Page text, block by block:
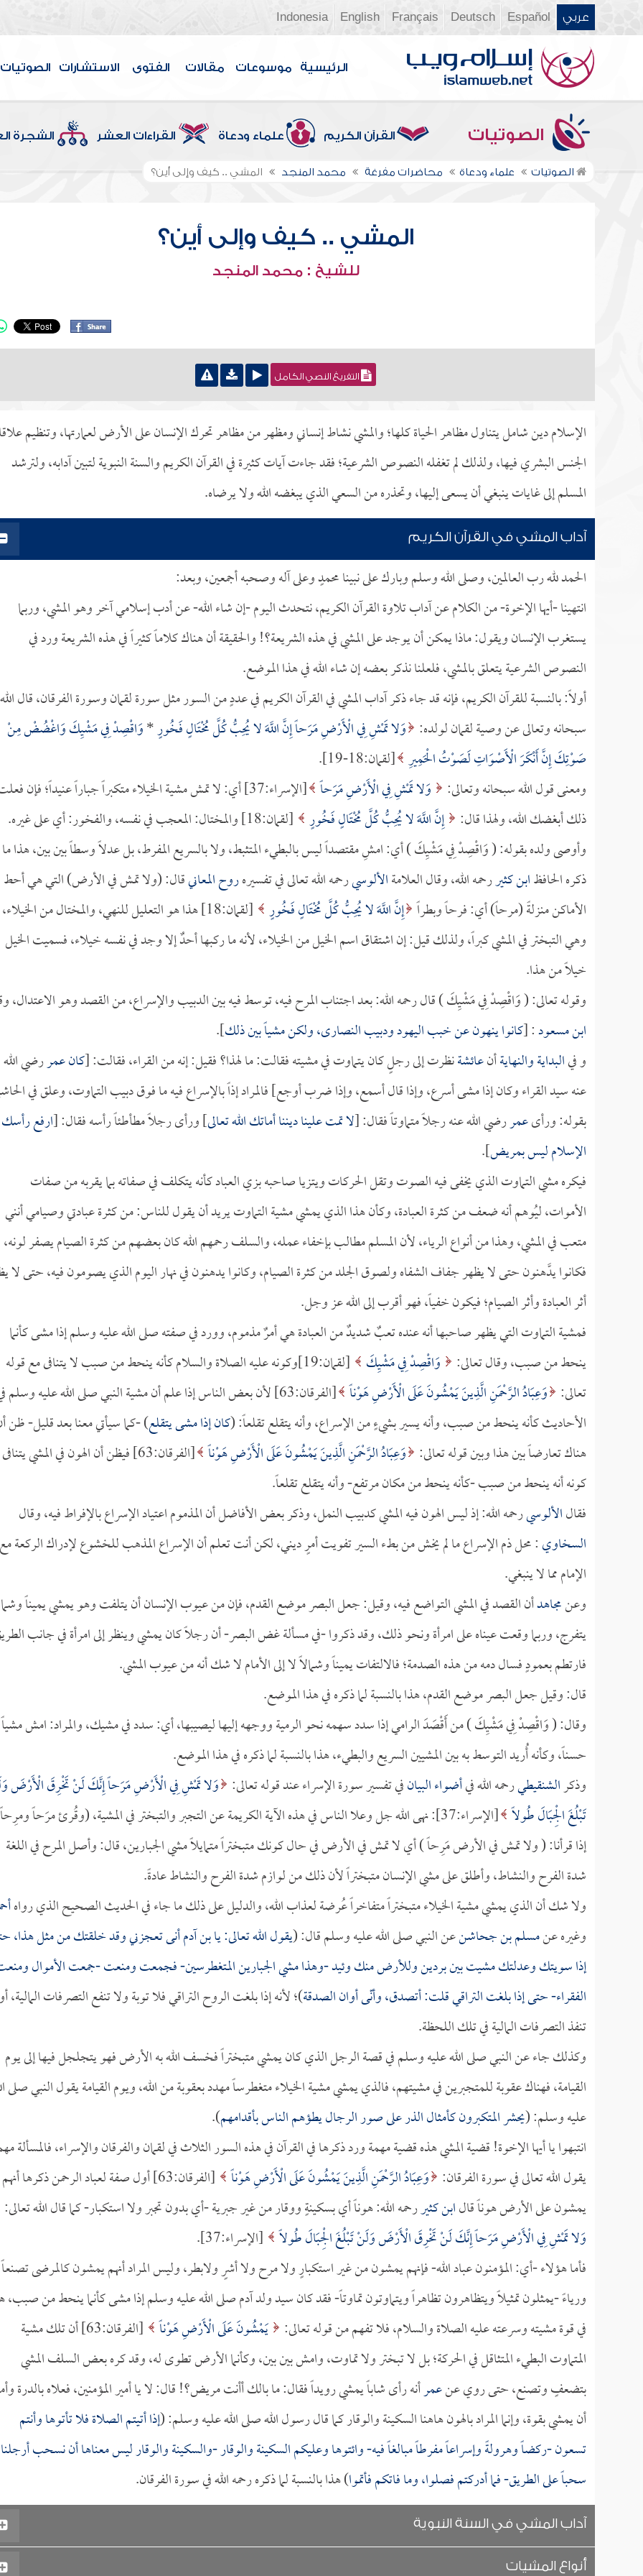
عربي Español
Deutsch
Français
English
Indonesia
الرئيسية موسوعات مقالات الفتوى الاستشارات الصوتيات
الصوتيات القرآن الكريم علماء ودعاة القراءات العشر الشجرة
الصوتيات علماء ودعاة محاضرات مفرغة محمد المنجد المشي .. كيف وإلى أين؟
المشي .. كيف وإلى أين؟
للشيخ : محمد المنجد
التفريغ النصي الكامل
الإسلام دين شامل يتناول مظاهر الحياة كلها؛ والمشي نشاط إنساني ومظهر من مظاهر تحرك الإنسان على الأرض لعمارتها، وتنظيم
الجنس البشري فيها، ولذلك لم تغفله النصوص الشرعية؛ فقد جاءت آيات كثيرة في القرآن الكريم والسنة النبوية لتبين آدابه، ولترشد
المسلم إلى غايات ينبغي أن يسعى إليها، وتحذره من السعي الذي يبغضه الله ولا يرضاه.
آداب المشي في القرآن الكريم
الحمد لله رب العالمين، وصلى الله وسلم وبارك على نبينا محمدٍ وعلى آله وصحبه أجمعين، وبعد:
انتهينا -أيها الإخوة- من الكلام عن آداب تلاوة القرآن الكريم، نتحدث اليوم -إن شاء الله- عن أدب إسلامي آخر وهو المشي، وربما
يستغرب الإنسان ويقول: ماذا يمكن أن يوجد على المشي في هذه الشريعة؟! والحقيقة أن هناك كلاماً كثيراً في هذه الشريعة ورد في
النصوص الشرعية يتعلق بالمشي، فلعلنا نذكر بعضه إن شاء الله في هذا الموضع.
أولاً: بالنسبة للقرآن الكريم، فإنه قد جاء ذكر آداب المشي في القرآن الكريم في عددٍ من السور مثل سورة لقمان وسورة الفرقان، قال الله
سبحانه وتعالى عن وصية لقمان لولده: وَلا تَمْشِ فِي الْأَرْضِ مَرَحاً إِنَّ اللَّهَ لا يُحِبُّ كُلَّ مُخْتَالٍ فَخُورٍ*وَاقْصِدْ فِي مَشْيِكَ وَاغْضُضْ مِنْ
صَوْتِكَ إِنَّ أَنْكَرَ الْأَصْوَاتِ لَصَوْتُ الْحَمِيرِ [لقمان:18-19].
ومعنى قول الله سبحانه وتعالى:
وَلا تَمْشِ فِي الْأَرْضِ مَرَحاً
[الإسراء:37] أي: لا تمش مشية الخيلاء متكبراً جباراً عنيداً؛ فإن
ذلك أبغضك الله، ولهذا قال: إِنَّ اللَّهَ لا يُحِبُّ كُلَّ مُخْتَالٍ فَخُورٍ [لقمان:18] والمختال: المعجب في نفسه، والفخور: أي على غيره.
وأوصى ولده بقوله: ( وَاقْصِدْ فِي مَشْيِكَ ) أي: امشِ مقتصداً ليس بالبطيء المتثبط، ولا بالسريع المفرط، بل عدلاً وسطاً بين بين، هذا ما
ذكره الحافظابن كثيررحمه الله، وقال العلامةالألوسيرحمه الله تعالى في تفسيرهروح المعانيقال: (ولا تمش في الأرض) التي هي أحط
الأماكن منزلةً (مرحاً) أي: فرحاً وبطراً إِنَّ اللَّهَ لا يُحِبُّ كُلَّ مُخْتَالٍ فَخُورٍ
[لقمان:18] هذا هو التعليل للنهي، والمختال من الخيلاء،
وهي التبختر في المشي كبراً، ولذلك قيل: إن اشتقاق اسم الخيل من الخيلاء، لأنه ما ركبها أحدٌ إلا وجد في نفسه خيلاء، فسميت الخيل
خيلاً من هذا.
وقوله تعالى: ( وَاقْصِدْ فِي مَشْيِكَ ) قال رحمه الله: بعد اجتناب المرح فيه، توسط فيه بين الدبيب والإسراع، من القصد وهو الاعتدال،
ابن مسعود: [كانوا ينهون عن خبب اليهود ودبيب النصارى، ولكن مشياً بين ذلك].
و فيالبداية والنهايةأنعائشةنظرت إلى رجلٍ كان يتماوت في مشيته فقالت: ما لهذا؟ فقيل: إنه من القراء، فقالت: [كانعمررضي الله
عنه سيد القراء وكان إذا مشى أسرع، وإذا قال أسمع، وإذا ضرب أوجع] فالمراد إذاً بالإسراع فيه ما فوق دبيب التماوت، وعلق في
بقوله: ورأىعمررضي الله عنه رجلاً متماوتاً فقال: [لا تمت علينا ديننا أماتك الله تعالى] ورأى رجلاً مطأطئاً رأسه فقال: [ارفع
الإسلام ليس بمريض].
فيكره مشي التماوت الذي يخفى فيه الصوت وتقل الحركات ويتزيا صاحبه بزي العباد كأنه يتكلف في صفاته بما يقربه من صفات
الأموات، ليُوهم أنه ضعف من كثرة العبادة، وكأن هذا الذي يمشي مشية التماوت يريد أن يقول للناس: من كثرة عبادتي وصيامي أنني
متعب في المشي، وهذا من أنواع الرياء، لأن المسلم مطالب بإخفاء عمله، والسلف رحمهم الله كان بعضهم من كثرة الصيام يصفر لونه،
فكانوا يدَّهنون حتى لا يظهر جفاف الشفاه ولصوق الجلد من كثرة الصيام، وكانوا يدهنون في نهار اليوم الذي يصومون فيه، حتى لا
أثر العبادة وأثر الصيام؛ فيكون خفياً، فهو أقرب إلى الله عز وجل.
فمشية التماوت التي يظهر صاحبها أنه عنده تعبٌ شديدٌ من العبادة هي أمرٌ مذموم، وورد في صفته صلى الله عليه وسلم إذا مشى كأنما
ينحط من صبب، وقال تعالى:
وَاقْصِدْ فِي مَشْيِكَ
[لقمان:19]وكونه عليه الصلاة والسلام كأنه ينحط من صبب لا يتنافى مع قوله
تعالى: وَعِبَادُ الرَّحْمَنِ الَّذِينَ يَمْشُونَ عَلَى الْأَرْضِ هَوْناً
[الفرقان:63] لأن بعض الناس إذا علم أن مشية النبي صلى الله عليه وسلم
الأحاديث كأنه ينحط من صبب، وأنه يسير بشيءٍ من الإسراع، وأنه يتقلع تقلعاً: (كان إذا مشى يتقلع) -كما سيأتي معنا بعد قليل- ظن
هناك تعارضاً بين هذا وبين قوله تعالى: وَعِبَادُ الرَّحْمَنِ الَّذِينَ يَمْشُونَ عَلَى الْأَرْضِ هَوْناً
[الفرقان:63] فيظن أن الهون في المشي
كونه أنه ينحط من صبب -كأنه ينحط من مكان مرتفع- وأنه يتقلع تقلعاً.
فقالالألوسيرحمه الله: إذ ليس الهون فيه المشي كدبيب النمل، وذكر بعض الأفاضل أن المذموم اعتياد الإسراع بالإفراط فيه، وقال
السخاوي: محل ذم الإسراع ما لم يخش من بطء السير تفويت أمرٍ ديني، لكن أنت تعلم أن الإسراع المذهب للخشوع لإدراك الركعة مع
الإمام مما لا ينبغي.
وعنمجاهدأن القصد في المشي التواضع فيه، وقيل: جعل البصر موضع القدم، فإن من عيوب الإنسان أن يتلفت وهو يمشي يميناً
يتفرج، وربما وقعت عيناه على امرأة ونحو ذلك، وقد ذكروا -في مسألة غض البصر- أن رجلاً كان يمشي وينظر إلى امرأة في جانب
فارتطم بعمودٍ فسال دمه من هذه الصدمة؛ فالالتفات يميناً وشمالاً لا إلى الأمام لا شك أنه من عيوب المشي.
قال: وقيل جعل البصر موضع القدم، هذا بالنسبة لما ذكره في هذا الموضع.
وقال: ( وَاقْصِدْ فِي مَشْيِكَ ) من أَقْصَدَ الرامي إذا سدد سهمه نحو الرمية ووجهه إليها ليصيبها، أي: سدد في مشيك، والمراد: امش مشياً
حسناً، وكأنه أُريد التوسط به بين المشيين السريع والبطيء، هذا بالنسبة لما ذكره في هذا الموضع.
وذكرالشنقيطيرحمه الله فيأضواء البيانفي تفسير سورة الإسراء عند قوله تعالى: وَلا تَمْشِ فِي الْأَرْضِ مَرَحاً إِنَّكَ لَنْ تَخْرِقَ الْأَرْضَ
تَبْلُغَ الْجِبَالَ طُولاً
[الإسراء:37]: نهى الله جل وعلا الناس في هذه الآية الكريمة عن التجبر والتبختر في المشية، (وقُرئ مرَحاً
إذا قرأنا: ( ولا تمش في الأرض مَرِحاً ) أي لا تمش في الأرض في حال كونك متبختراً متمايلاً مشي الجبارين، قال: وأصل المرح في اللغة
شدة الفرح والنشاط، وأطلق على مشي الإنسان متبختراً لأن ذلك من لوازم شدة الفرح والنشاط عادةً.
ولا شك أن الذي يمشي مشية الخيلاء متبختراً متفاخراً عُرضة لعذاب الله، والدليل على ذلك ما جاء في الحديث الصحيح الذي رواه
وغيره عنمسلم بن جحاشنعن النبي صلى الله عليه وسلم قال: (يقول الله تعالى: يا بن آدم أنى تعجزني وقد خلقتك من مثل هذا،
إذا سويتك وعدلتك مشيت بين بردين وللأرض منك وئيد -وهذا مشي الجبارين المتغطرسين- فجمعت ومنعت -جمعت الأموال
الفقراء- حتى إذا بلغت التراقي قلت: أتصدق، وأنّى أوان الصدقة)؛ لأنه إذا بلغت الروح التراقي فلا توبة ولا تنفع التصرفات المالية،
تنفذ التصرفات المالية في تلك اللحظة.
وكذلك جاء عن النبي صلى الله عليه وسلم في قصة الرجل الذي كان يمشي متبختراً فخسف الله به الأرض فهو يتجلجل فيها إلى يوم
القيامة، فهناك عقوبة للمتجبرين في مشيتهم، فالذي يمشي مشية الخيلاء متغطرساً مهدد بعقوبة من الله، ويوم القيامة يقول النبي صلى
عليه وسلم: (يحشر المتكبرون كأمثال الذر على صور الرجال يطؤهم الناس بأقدامهم).
انتبهوا يا أيها الإخوة! قضية المشي هذه قضية مهمة ورد ذكرها في القرآن في هذه السور الثلاث في لقمان والفرقان والإسراء، فالمسألة
يقول الله تعالى في سورة الفرقان: وَعِبَادُ الرَّحْمَنِ الَّذِينَ يَمْشُونَ عَلَى الْأَرْضِ هَوْناً
[الفرقان:63] أول صفة لعباد الرحمن ذكرها أنهم
يمشون على الأرض هوناً قالابن كثيررحمه الله: هوناً أي بسكينةٍ ووقار من غير جبرية -أي بدون تجبر ولا استكبار- كما قال الله تعالى:
وَلا تَمْشِ فِي الْأَرْضِ مَرَحاً إِنَّكَ لَنْ تَخْرِقَ الْأَرْضَ وَلَنْ تَبْلُغَ الْجِبَالَ طُولاً [الإسراء:37].
فأما هؤلاء -أي: المؤمنون عباد الله- فإنهم يمشون من غير استكبارٍ ولا مرح ولا أشرٍ ولابطر، وليس المراد أنهم يمشون كالمرضى تصنعاً
ورياءً -يمثلون تمثيلاً ويتظاهرون تظاهراً ويتماوتون تماوتاً- فقد كان سيد ولد آدم صلى الله عليه وسلم إذا مشى كأنما ينحط من صبب،
في قوة مشيته وسرعته عليه الصلاة والسلام، فلا تفهم من قوله تعالى: يَمْشُونَ عَلَى الْأَرْضِ هَوْناً
[الفرقان:63] أن تلك مشية
المتماوت البطيء المتثاقل في الحركة؛ بل لا تبختر ولا تماوت، وامش بين بين، وكأنما الأرض تطوى له، وقد كره بعض السلف المشي
بتضعفٍ وتصنع، حتى روي عنعمرأنه رأى شاباً يمشي رويداً فقال: ما بالك أأنت مريض؟! قال: لا يا أمير المؤمنين، فعلاه بالدرة
أن يمشي بقوة، وإنما المراد بالهون هاهنا السكينة والوقار كما قال رسول الله صلى الله عليه وسلم: (إذا أتيتم الصلاة فلا تأتوها وأنتم
تسعون -ركضاً وهرولةً وإسراعاً مفرطاً مبالغاً فيه- وائتوها وعليكم السكينة والوقار -والسكينة والوقار ليس معناها أن نسحب أرجلنا
سحباً على الطريق- فما أدركتم فصلوا، وما فاتكم فأتموا) هذا بالنسبة لما ذكره رحمه الله في سورة الفرقان.
آداب المشي في السنة النبوية
أنواع المشيات